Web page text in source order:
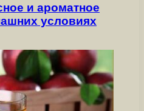
и ароматное
условиях